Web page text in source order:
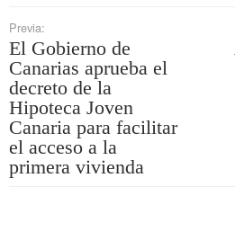
Previa:
El Gobierno de
Canarias aprueba el
decreto de la
Hipoteca Joven
Canaria para facilitar
el acceso a la
primera vivienda